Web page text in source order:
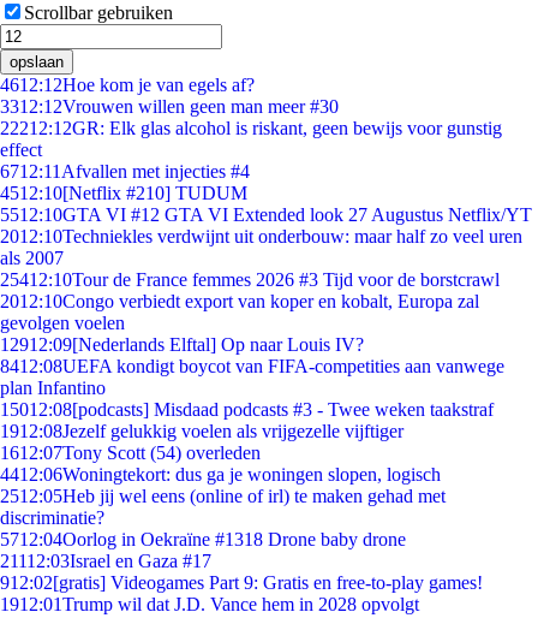
Scrollbar gebruiken
opslaan
4612:12Hoe kom je van egels af?
3312:12Vrouwen willen geen man meer #30
22212:12GR: Elk glas alcohol is riskant, geen bewijs voor gunstig
effect
6712:11 Afvallen met injecties #4
4512:10[Netflix #210] TUDUM
5512:10GTA VI #12 GTA VI Extended look 27 Augustus Netflix/YT
2012:10Techniekles verdwijnt uit onderbouw: maar half zo veel uren
als 2007
25412:10Tour de France femmes 2026 #3 Tijd voor de borstcrawl
2012:10Congo verbiedt export van koper en kobalt, Europa zal
gevolgen voelen
12912:09[Nederlands Elftal] Op naar Louis IV?
8412:08UEFA kondigt boycot van FIFA-competities aan vanwege
plan Infantino
15012:08[podcasts] Misdaad podcasts #3 - Twee weken taakstraf
1912:08Jezelf gelukkig voelen als vrijgezelle vijftiger
1612:07Tony Scott (54) overleden
4412:06Woningtekort: dus ga je woningen slopen, logisch
2512:05Heb jij wel eens (online of irl) te maken gehad met
discriminatie?
5712:04Oorlog in Oekraïne #1318 Drone baby drone
21112:03Israel en Gaza #17
912:02[gratis] Videogames Part 9: Gratis en free-to-play games!
1912:01Trump wil dat J.D. Vance hem in 2028 opvolgt